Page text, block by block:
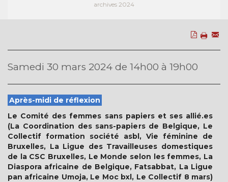
archives 2024
Samedi 30 mars 2024 de 14h00 à 19h00
Après-midi de réflexion
Le Comité des femmes sans papiers et ses allié.es
(La Coordination des sans-papiers de Belgique, Le
Collectif formation société asbl, Vie féminine de
Bruxelles, La Ligue des Travailleuses domestiques
de la CSC Bruxelles, Le Monde selon les femmes, La
Diaspora africaine de Belgique, Fatsabbat, La Ligue
pan africaine Umoja, Le Moc bxl, Le Collectif 8 mars)